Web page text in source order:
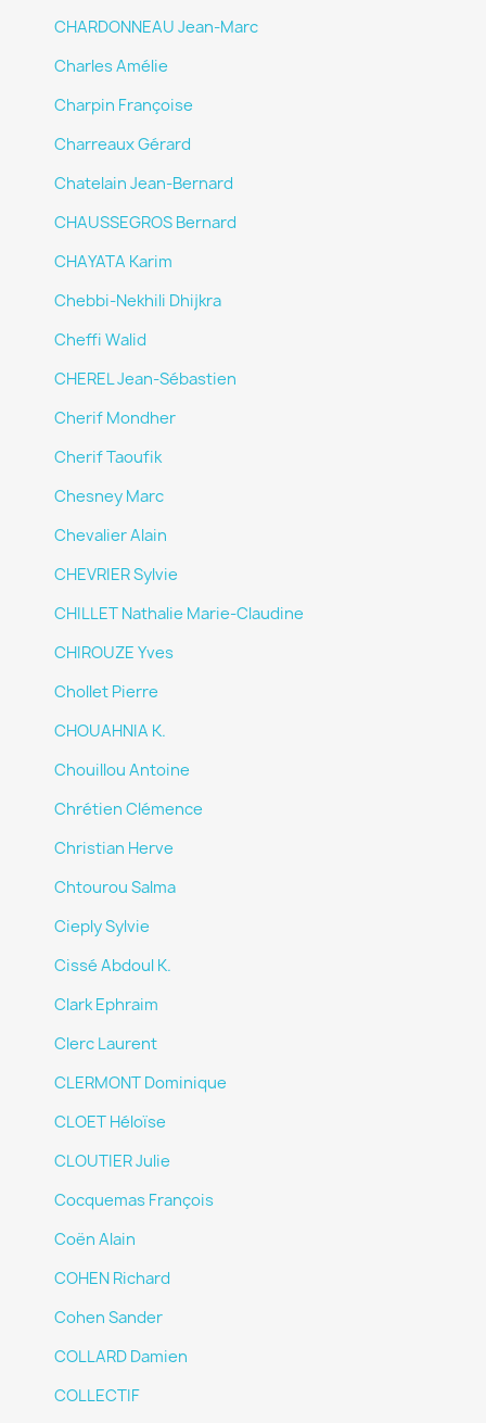
CHARDONNEAU Jean-Marc
Charles Amélie
Charpin Françoise
Charreaux Gérard
Chatelain Jean-Bernard
CHAUSSEGROS Bernard
CHAYATA Karim
Chebbi-Nekhili Dhijkra
Cheffi Walid
CHEREL Jean-Sébastien
Cherif Mondher
Cherif Taoufik
Chesney Marc
Chevalier Alain
CHEVRIER Sylvie
CHILLET Nathalie Marie-Claudine
CHIROUZE Yves
Chollet Pierre
CHOUAHNIA K.
Chouillou Antoine
Chrétien Clémence
Christian Herve
Chtourou Salma
Cieply Sylvie
Cissé Abdoul K.
Clark Ephraim
Clerc Laurent
CLERMONT Dominique
CLOET Héloïse
CLOUTIER Julie
Cocquemas François
Coën Alain
COHEN Richard
Cohen Sander
COLLARD Damien
COLLECTIF